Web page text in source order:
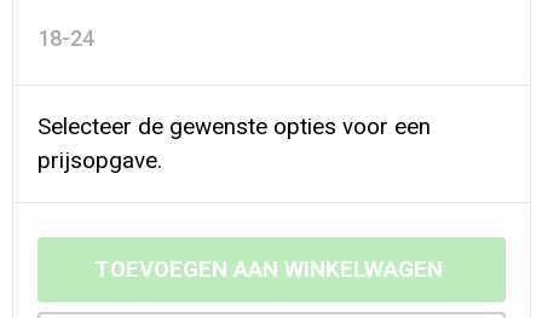
18-24
Selecteer de gewenste opties voor een
prijsopgave.
TOEVOEGEN AAN WINKELWAGEN